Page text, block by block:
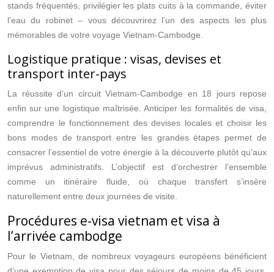
stands fréquentés, privilégier les plats cuits à la commande, éviter
l’eau du robinet – vous découvrirez l’un des aspects les plus
mémorables de votre voyage Vietnam-Cambodge.
Logistique pratique : visas, devises et
transport inter-pays
La réussite d’un circuit Vietnam-Cambodge en 18 jours repose
enfin sur une logistique maîtrisée. Anticiper les formalités de visa,
comprendre le fonctionnement des devises locales et choisir les
bons modes de transport entre les grandes étapes permet de
consacrer l’essentiel de votre énergie à la découverte plutôt qu’aux
imprévus administratifs. L’objectif est d’orchestrer l’ensemble
comme un itinéraire fluide, où chaque transfert s’insère
naturellement entre deux journées de visite.
Procédures e-visa vietnam et visa à
l’arrivée cambodge
Pour le Vietnam, de nombreux voyageurs européens bénéficient